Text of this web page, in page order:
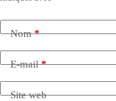
Nom*
E-mail*
Site web